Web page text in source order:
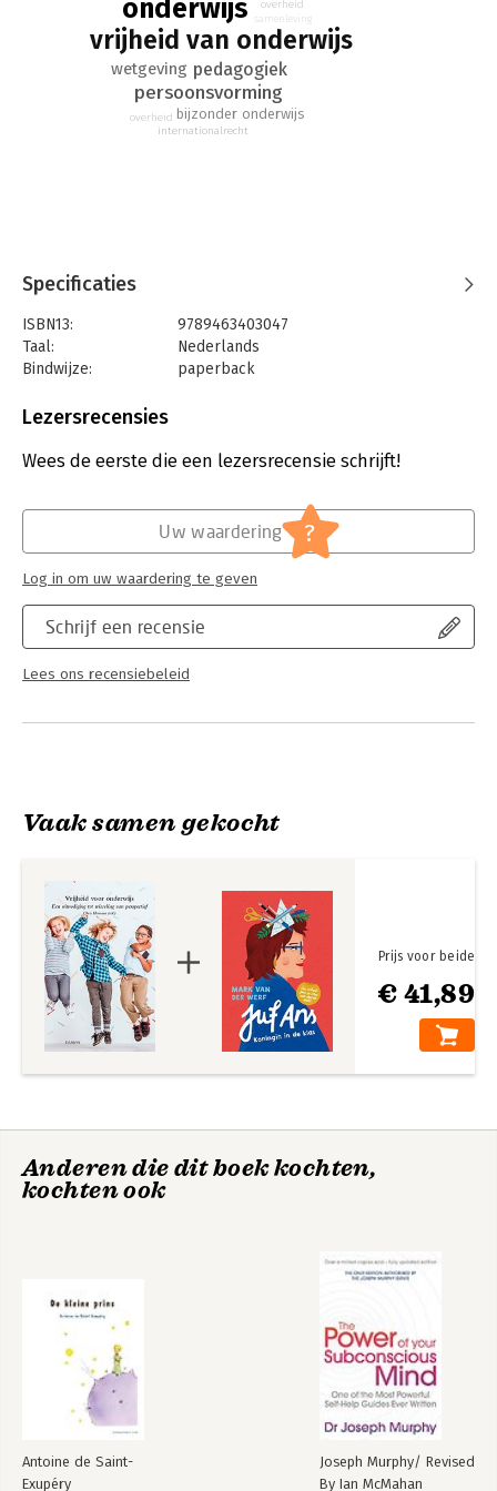
perspectiefwisseling belicht vanuit verschillende
invalshoeken: bestuurlijk, pedagogisch, levensbeschouwelijk
en juridisch (onderwijsrecht, staatsrecht, internationaal recht).
onderwijs
vrijheid van onderwijs
pedagogiek
persoonsvorming
wetgeving
bijzonder onderwijs
internationalrecht
overheid
samenleving
overheid
Specificaties
ISBN13:
9789463403047
Taal:
Nederlands
Bindwijze:
paperback
Uitgever:
Verschijningsdatum:
2-6-2021
Non-fictie informatief/professioneel
Lezersrecensies
Wees de eerste die een lezersrecensie schrijft!
Schrijf een recensie
Lees ons recensiebeleid
Uw waardering ?
Log in om uw waardering te geven
Vaak samen gekocht
€ 41,89
Prijs voor beide
Anderen die dit boek kochten,
kochten ook
Antoine de Saint-
Exupéry
Joseph Murphy/ Revised
By Ian McMahan